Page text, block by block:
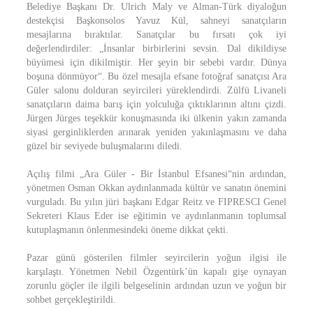
Belediye Başkanı Dr. Ulrich Maly ve Alman-Türk diyaloğun
destekçisi Başkonsolos Yavuz Kül, sahneyi sanatçıların
mesajlarına bıraktılar. Sanatçılar bu fırsatı çok iyi
değerlendirdiler: „İnsanlar birbirlerini sevsin. Dal dikildiyse
büyümesi için dikilmiştir. Her şeyin bir sebebi vardır. Dünya
boşuna dönmüyor“. Bu özel mesajla efsane fotoğraf sanatçısı Ara
Güler salonu dolduran seyircileri yüreklendirdi. Zülfü Livaneli
sanatçıların daima barış için yolculuğa çıktıklarının altını çizdi.
Jürgen Jürges teşekkür konuşmasında iki ülkenin yakın zamanda
siyasi gerginliklerden arınarak yeniden yakınlaşmasını ve daha
güzel bir seviyede buluşmalarını diledi.
Açılış filmi „Ara Güler - Bir İstanbul Efsanesi“nin ardından,
yönetmen Osman Okkan aydınlanmada kültür ve sanatın önemini
vurguladı. Bu yılın jüri başkanı Edgar Reitz ve FIPRESCI Genel
Sekreteri Klaus Eder ise eğitimin ve aydınlanmanın toplumsal
kutuplaşmanın önlenmesindeki öneme dikkat çekti.
Pazar günü gösterilen filmler seyircilerin yoğun ilgisi ile
karşılaştı. Yönetmen Nebil Özgentürk’ün kapalı gişe oynayan
zorunlu göçler ile ilgili belgeselinin ardından uzun ve yoğun bir
sohbet gerçekleştirildi.